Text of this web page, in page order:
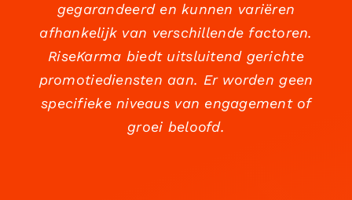
gegarandeerd en kunnen variëren
afhankelijk van verschillende factoren.
RiseKarma biedt uitsluitend gerichte
promotiediensten aan. Er worden geen
specifieke niveaus van engagement of
groei beloofd.